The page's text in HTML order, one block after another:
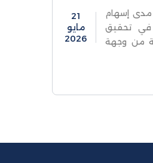
مدى إسهام
في تحقيق
من وجهة
جامعة
21
مايو
2026